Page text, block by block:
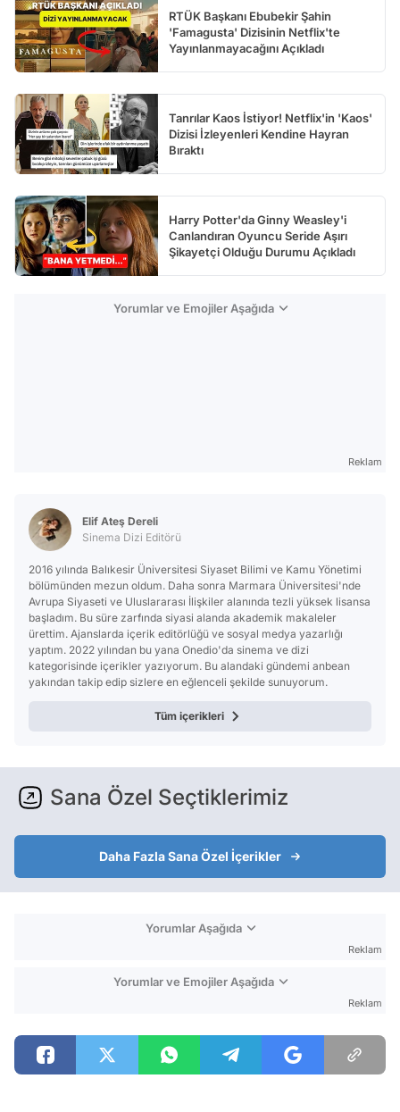
RTÜK Başkanı Ebubekir Şahin
'Famagusta' Dizisinin Netflix'te
Yayınlanmayacağını Açıkladı
Tanrılar Kaos İstiyor! Netflix'in 'Kaos'
Dizisi İzleyenleri Kendine Hayran
Bıraktı
Harry Potter'da Ginny Weasley'i
Canlandıran Oyuncu Seride Aşırı
Şikayetçi Olduğu Durumu Açıkladı
Yorumlar ve Emojiler Aşağıda
Reklam
Elif Ateş Dereli
Sinema Dizi Editörü
2016 yılında Balıkesir Üniversitesi Siyaset Bilimi ve Kamu Yönetimi
bölümünden mezun oldum. Daha sonra Marmara Üniversitesi'nde
Avrupa Siyaseti ve Uluslararası İlişkiler alanında tezli yüksek lisansa
başladım. Bu süre zarfında siyasi alanda akademik makaleler
ürettim. Ajanslarda içerik editörlüğü ve sosyal medya yazarlığı
yaptım. 2022 yılından bu yana Onedio'da sinema ve dizi
kategorisinde içerikler yazıyorum. Bu alandaki gündemi anbean
yakından takip edip sizlere en eğlenceli şekilde sunuyorum.
Tüm içerikleri
Sana Özel Seçtiklerimiz
Daha Fazla Sana Özel İçerikler
Yorumlar Aşağıda
Reklam
Yorumlar ve Emojiler Aşağıda
Reklam